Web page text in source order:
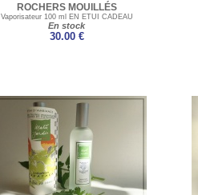
ROCHERS MOUILLÉS
Vaporisateur 100 ml EN ETUI CADEAU
En stock
30.00 €